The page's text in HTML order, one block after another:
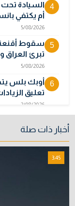
4
السيادة تحت
أم يكتفي
5/08/2026
5
سقوط أقنعة
تبرئ
5/08/2026
6
أوبك بلس
تعليق
2/08/2026
3/08/2026
8
نائبة تحذر
خطر
أخبار ذات صلة
3:45